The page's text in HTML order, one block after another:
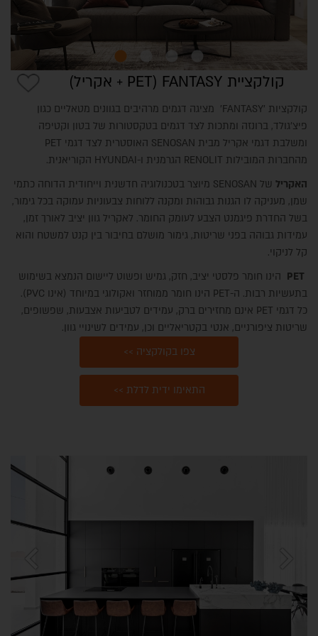
קולקציית FANTASY (PET + אקריל)
קולקציות 'FANTASY' מציגה דגמים מרהיבים בגוונים מטאליים כגון
פיצ'גולד, ברונזה ומתכות לצד דגמים בטקסטורות של בטון וקטיפה
ומשלבת דגמי אקריל מבית SENOSAN האוסטרית לצד דגמי PET
מהחברות המובילות RENOLIT הגרמנית ו-HYUNDAI הקוריאנית.
האקריל
של SENOSAN מיוצר בטכנולוגיה חדשנית וייחודית הדוחה כתמי
שמן, מעניקה לו הגנות גבוהות ומקנה ללוחות צבעוניות עמוקה בכל גימור,
בשל החדרת פיגמנט הצבע לעומק החומר. לאקריל גוון יציב לאורך זמן,
עמידות גבוהה בפני שריטות, גימור מושלם בחיבור בין קנט למשטח והוא
קל לניקוי.
PET הינו חומר פלסטי יציב, חזק, גמיש ופשוט ליישום הנמצא בשימוש
בתעשיות רבות. ה-PET הינו חומר ממוחזר ואקולוגי במיוחד (אינו PVC).
כל דגמי PET אינם מחזירים ברק, עמידים לטביעות אצבעות, שפשופים,
שריטות ציפורניים, אנטי בקטריאליים וכן, עמידים לשינויי גוון.
צפו בקולקציה >>
התאימו ידית לדלת >>